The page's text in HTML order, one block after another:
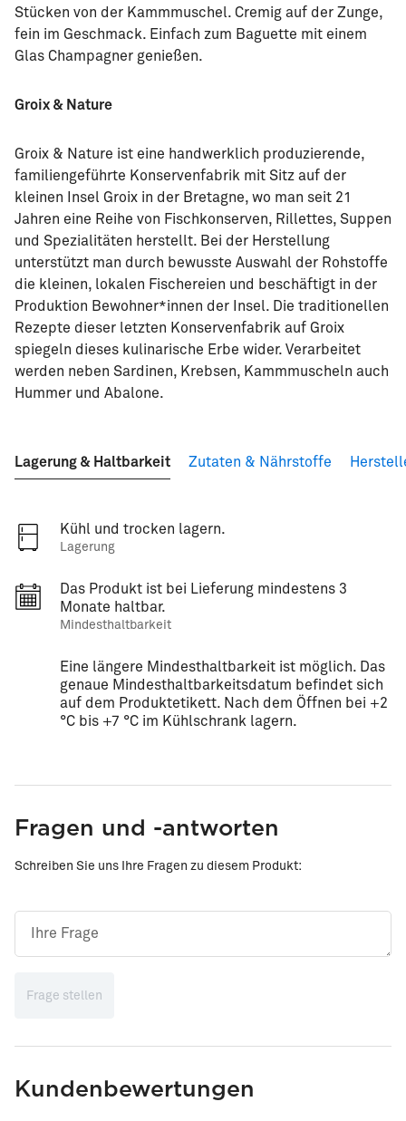
Stücken von der Kammmuschel. Cremig auf der Zunge,
fein im Geschmack. Einfach zum Baguette mit einem
Glas Champagner genießen.
Groix & Nature
Groix & Nature ist eine handwerklich produzierende,
familiengeführte Konservenfabrik mit Sitz auf der
kleinen Insel Groix in der Bretagne, wo man seit 21
Jahren eine Reihe von Fischkonserven, Rillettes, Suppen
und Spezialitäten herstellt. Bei der Herstellung
unterstützt man durch bewusste Auswahl der Rohstoffe
die kleinen, lokalen Fischereien und beschäftigt in der
Produktion Bewohner*innen der Insel. Die traditionellen
Rezepte dieser letzten Konservenfabrik auf Groix
spiegeln dieses kulinarische Erbe wider. Verarbeitet
werden neben Sardinen, Krebsen, Kammmuscheln auch
Hummer und Abalone.
Lagerung & Haltbarkeit Zutaten & Nährstoffe
Kühl und trocken lagern.
Lagerung
Das Produkt ist bei Lieferung mindestens 3
Monate haltbar.
Mindesthaltbarkeit
Eine längere Mindesthaltbarkeit ist möglich. Das
genaue Mindesthaltbarkeitsdatum befindet sich
auf dem Produktetikett. Nach dem Öffnen bei +2
°C bis +7 °C im Kühlschrank lagern.
Fragen und -antworten
Schreiben Sie uns Ihre Fragen zu diesem Produkt:
Frage stellen
Kundenbewertungen